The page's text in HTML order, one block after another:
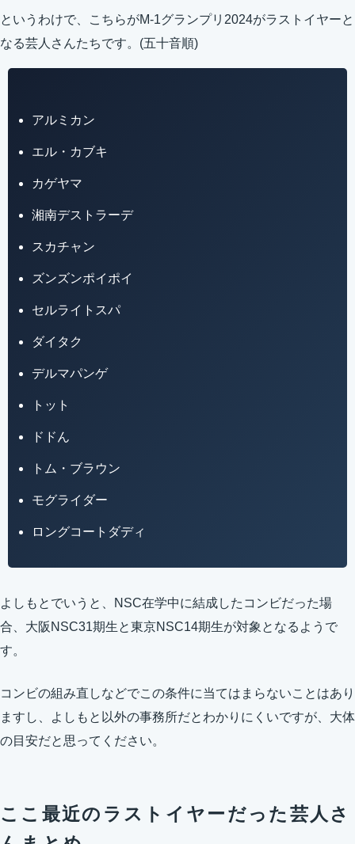
というわけで、こちらがM-1グランプリ2024がラストイヤーと
なる芸人さんたちです。(五十音順)
アルミカン
エル・カブキ
カゲヤマ
湘南デストラーデ
スカチャン
ズンズンポイポイ
セルライトスパ
ダイタク
デルマパンゲ
トット
ドドん
トム・ブラウン
モグライダー
ロングコートダディ
よしもとでいうと、NSC在学中に結成したコンビだった場
合、大阪NSC31期生と東京NSC14期生が対象となるようで
す。
コンビの組み直しなどでこの条件に当てはまらないことはあり
ますし、よしもと以外の事務所だとわかりにくいですが、大体
の目安だと思ってください。
ここ最近のラストイヤーだった芸人さ